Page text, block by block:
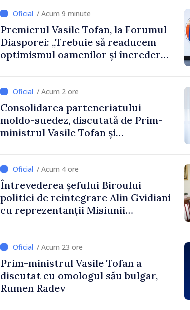
/ Acum 9 minute
Premierul Vasile Tofan, la Forumul
Diasporei: „Trebuie să readucem
optimismul oamenilor și încrederea
/ Acum 2 ore
Consolidarea parteneriatului
moldo-suedez, discutată de Prim-
ministrul Vasile Tofan și
/ Acum 4 ore
Întrevederea șefului Biroului
politici de reintegrare Alin Gvidiani
cu reprezentanții Misiunii
/ Acum 23 ore
Prim-ministrul Vasile Tofan a
discutat cu omologul său bulgar,
Rumen Radev